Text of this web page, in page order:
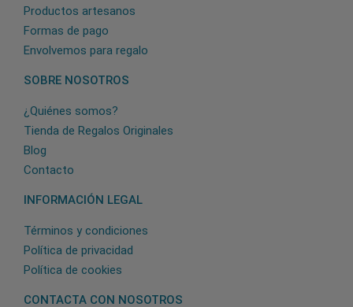
Productos artesanos
Formas de pago
Envolvemos para regalo
SOBRE NOSOTROS
¿Quiénes somos?
Tienda de Regalos Originales
Blog
Contacto
INFORMACIÓN LEGAL
Términos y condiciones
Política de privacidad
Política de cookies
CONTACTA CON NOSOTROS